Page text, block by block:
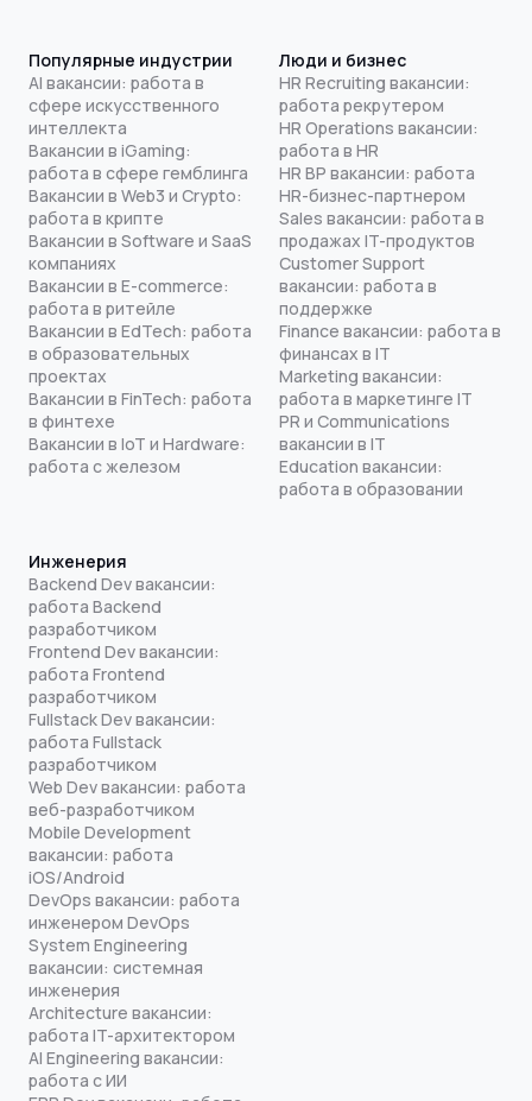
Популярные индустрии
AI вакансии: работа в
сфере искусственного
интеллекта
Вакансии в iGaming:
работа в сфере гемблинга
Вакансии в Web3 и Crypto:
работа в крипте
Вакансии в Software и SaaS
компаниях
Вакансии в E-commerce:
работа в ритейле
Вакансии в EdTech: работа
в образовательных
проектах
Вакансии в FinTech: работа
в финтехе
Вакансии в IoT и Hardware:
работа с железом
Люди и бизнес
HR Recruiting вакансии:
работа рекрутером
HR Operations вакансии:
работа в HR
HR BP вакансии: работа
HR-бизнес-партнером
Sales вакансии: работа в
продажах IT-продуктов
Customer Support
вакансии: работа в
поддержке
Finance вакансии: работа в
финансах в IT
Marketing вакансии:
работа в маркетинге IT
PR и Communications
вакансии в IT
Education вакансии:
работа в образовании
Инженерия
Backend Dev вакансии:
работа Backend
разработчиком
Frontend Dev вакансии:
работа Frontend
разработчиком
Fullstack Dev вакансии:
работа Fullstack
разработчиком
Web Dev вакансии: работа
веб-разработчиком
Mobile Development
вакансии: работа
iOS/Android
DevOps вакансии: работа
инженером DevOps
System Engineering
вакансии: системная
инженерия
Architecture вакансии:
работа IT-архитектором
AI Engineering вакансии:
работа с ИИ